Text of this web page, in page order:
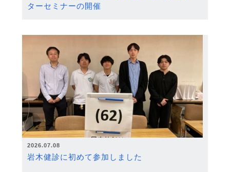
ターセミナーの開催
2026.07.08
岩木健診に初めて参加しました